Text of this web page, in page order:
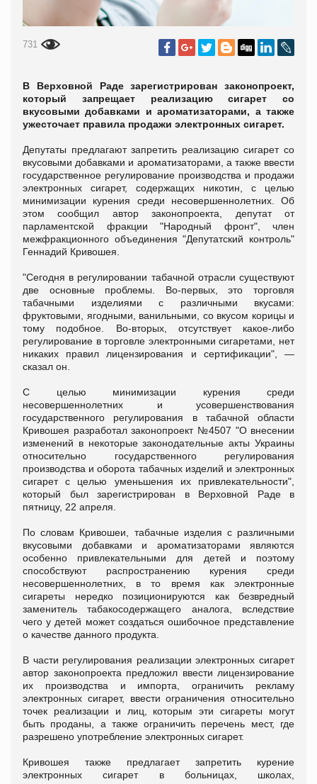
731
В Верховной Раде зарегистрирован законопроект,
который запрещает реализацию сигарет со
вкусовыми добавками и ароматизаторами, а также
ужесточает правила продажи электронных сигарет.
Депутаты предлагают запретить реализацию сигарет со
вкусовыми добавками и ароматизаторами, а также ввести
государственное регулирование производства и продажи
электронных сигарет, содержащих никотин, с целью
минимизации курения среди несовершеннолетних. Об
этом сообщил автор законопроекта, депутат от
парламентской фракции "Народный фронт", член
межфракционного объединения "Депутатский контроль"
Геннадий Кривошея.
"Сегодня в регулировании табачной отрасли существуют
две основные проблемы. Во-первых, это торговля
табачными изделиями с различными вкусами:
фруктовыми, ягодными, ванильными, со вкусом корицы и
тому подобное. Во-вторых, отсутствует какое-либо
регулирование в торговле электронными сигаретами, нет
никаких правил лицензирования и сертификации", —
сказал он.
С целью минимизации курения среди
несовершеннолетних и усовершенствования
государственного регулирования в табачной области
Кривошея разработал законопроект №4507 "О внесении
изменений в некоторые законодательные акты Украины
относительно государственного регулирования
производства и оборота табачных изделий и электронных
сигарет с целью уменьшения их привлекательности",
который был зарегистрирован в Верховной Раде в
пятницу, 22 апреля.
По словам Кривошеи, табачные изделия с различными
вкусовыми добавками и ароматизаторами являются
особенно привлекательными для детей и поэтому
способствуют распространению курения среди
несовершеннолетних, в то время как электронные
сигареты нередко позиционируются как безвредный
заменитель табакосодержащего аналога, вследствие
чего у детей может создаться ошибочное представление
о качестве данного продукта.
В части регулирования реализации электронных сигарет
автор законопроекта предложил ввести лицензирование
их производства и импорта, ограничить рекламу
электронных сигарет, ввести ограничения относительно
точек реализации и лиц, которым эти сигареты могут
быть проданы, а также ограничить перечень мест, где
разрешено употребление электронных сигарет.
Кривошея также предлагает запретить курение
электронных сигарет в больницах, школах,